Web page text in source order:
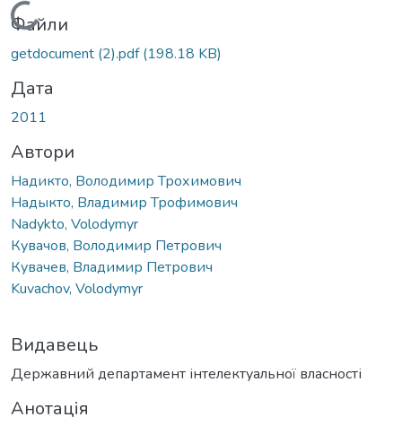
Вантажиться...
Файли
getdocument (2).pdf(198.18 KB)
Дата
2011
Автори
Надикто, Володимир Трохимович
Надыкто, Владимир Трофимович
Nadykto, Volodymyr
Кувачов, Володимир Петрович
Кувачев, Владимир Петрович
Kuvachov, Volodymyr
Видавець
Державний департамент інтелектуальної власності
Анотація